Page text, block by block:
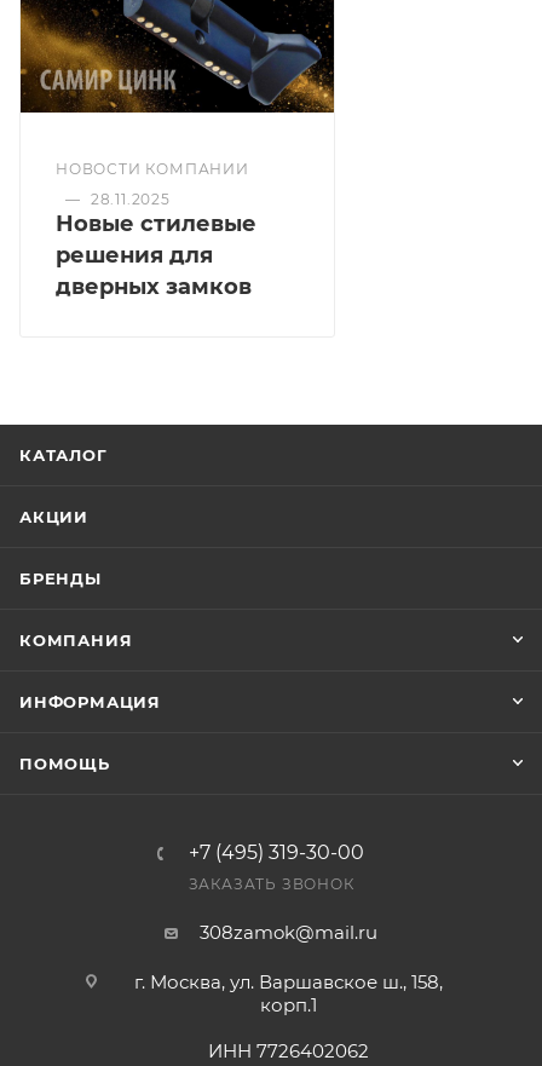
приходит письмо только для подтверждения, что
заказ был получен.
Конечная цена будет отображена в высланном
Фактом подтверждения покупки будет считаться
оплата выставленного счета.
НОВОСТИ КОМПАНИИ
— 28.11.2025
Новые стилевые
решения для
дверных замков
КАТАЛОГ
АКЦИИ
БРЕНДЫ
КОМПАНИЯ
ИНФОРМАЦИЯ
ПОМОЩЬ
+7 (495) 319-30-00
ЗАКАЗАТЬ ЗВОНОК
308zamok@mail.ru
г. Москва, ул. Варшавское ш., 158,
корп.1
ИНН 7726402062